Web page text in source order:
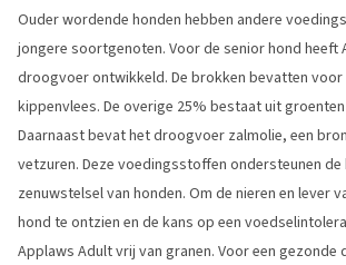
Ouder wordende honden hebben andere
jongere soortgenoten. Voor de senior hond heeft
droogvoer ontwikkeld. De brokken bevatten voor
kippenvlees. De overige 25% bestaat uit
Daarnaast bevat het droogvoer zalmolie, een
vetzuren. Deze voedingsstoffen ondersteunen de
zenuwstelsel van honden. Om de nieren en lever
hond te ontzien en de kans op een
Applaws Adult vrij van granen. Voor een gezonde